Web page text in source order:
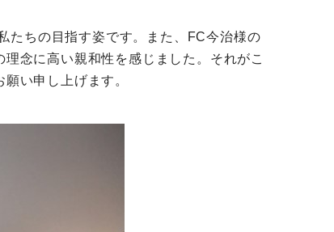
たちの目指す姿です。また、FC今治様の
念に高い親和性を感じました。それがこ
い申し上げます。